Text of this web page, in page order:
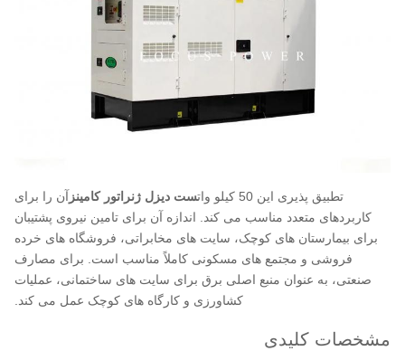
تطبیق پذیری این 50 کیلو وات ست دیزل ژنراتور کامینز آن را برای
کاربردهای متعدد مناسب می کند. اندازه آن برای تامین نیروی پشتیبان
برای بیمارستان های کوچک، سایت های مخابراتی، فروشگاه های خرده
فروشی و مجتمع های مسکونی کاملاً مناسب است. برای مصارف
صنعتی، به عنوان منبع اصلی برق برای سایت های ساختمانی، عملیات
کشاورزی و کارگاه های کوچک عمل می کند.
مشخصات کلیدی